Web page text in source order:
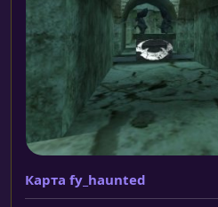
Карта fy_haunted